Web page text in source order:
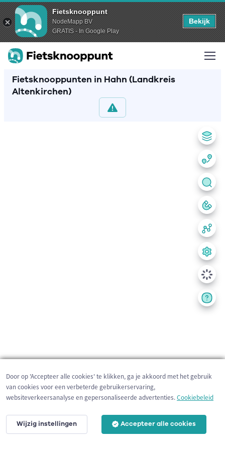
Fietsknooppunt
NodeMapp BV
GRATIS - In Google Play
Bekijk
Fietsknooppunten in Hahn (Landkreis
Altenkirchen)
200 m
Door op 'Accepteer alle cookies' te klikken, ga je akkoord met het gebruik
van cookies voor een verbeterde gebruikerservaring,
websiteverkeersanalyse en gepersonaliseerde advertenties.Cookiebeleid
Wijzig instellingen Accepteer alle cookies